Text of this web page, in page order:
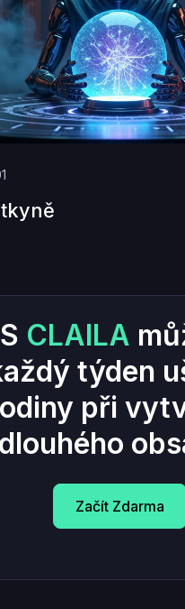
S CLAILA
týden
při
dlouhého
Začít Zdarma